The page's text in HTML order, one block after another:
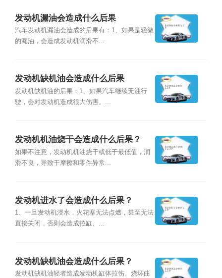
发动机漏油会造成什么后果
汽车发动机漏油会造成的后果有：1、如果是轻微
的漏油，会造成发动机润滑不...
发动机缺机油会造成什么后果
发动机缺机油的后果：1、如果汽车继续无油行
驶，会对发动机造成很大伤害。...
发动机机油烧干会造成什么后果？
如果不注意，发动机机油烧干或低于最低值，润
滑不良，导致干摩擦和零件异常...
发动机进水了会造成什么后果？
1、一旦发动机浸水，火花塞无法点燃，甚至无法
直接关闭，否则会造成拉缸、...
发动机缺机油会造成什么后果？
发动机缺机油轻者造成发动机缸体拉伤、烧坏曲